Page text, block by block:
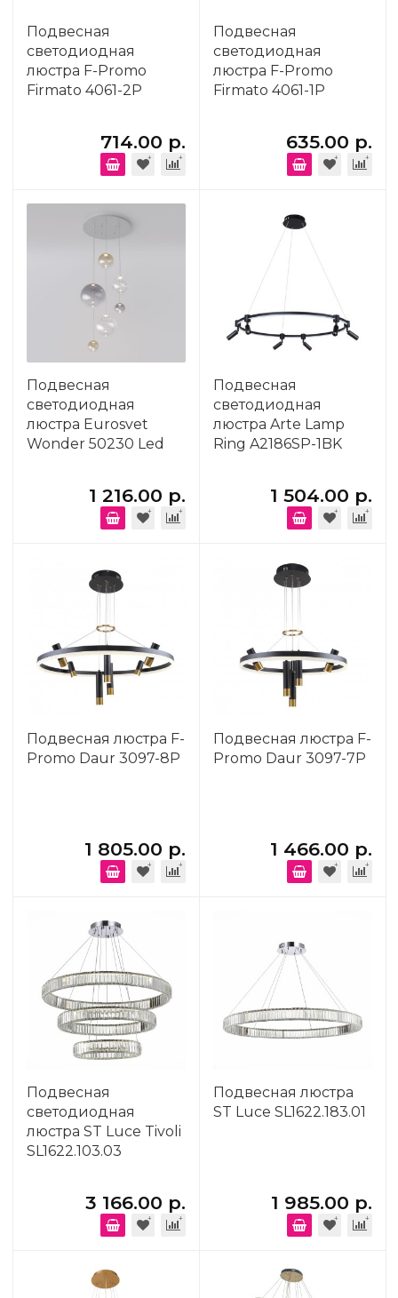
Подвесная
светодиодная
люстра F-Promo
Firmato 4061-2P
714.00 р.
Подвесная
светодиодная
люстра F-Promo
Firmato 4061-1P
635.00 р.
Подвесная
светодиодная
люстра Eurosvet
Wonder 50230 Led
1 216.00 р.
Подвесная
светодиодная
люстра Arte Lamp
Ring A2186SP-1BK
1 504.00 р.
Подвесная люстра F-
Promo Daur 3097-8P
1 805.00 р.
Подвесная люстра F-
Promo Daur 3097-7P
1 466.00 р.
Подвесная
светодиодная
люстра ST Luce Tivoli
SL1622.103.03
3 166.00 р.
Подвесная люстра
ST Luce SL1622.183.01
1 985.00 р.